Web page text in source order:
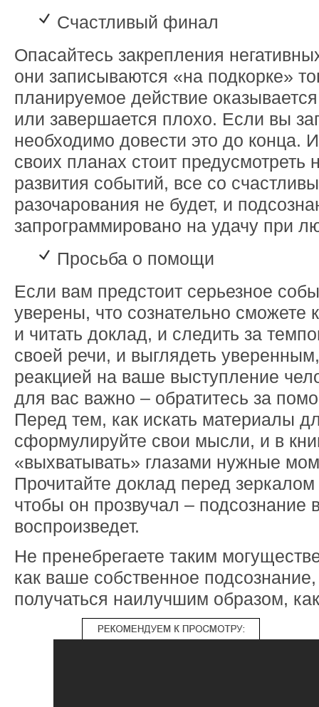
Счастливый финал
Опасайтесь закрепления
они записываются «на подкорке»
планируемое действие
или завершается плохо. Если вы
необходимо довести это до конца.
своих планах стоит предусмотреть
развития событий, все со
разочарования не будет, и
запрограммировано на удачу при
Просьба о помощи
Если вам предстоит серьезное
уверены, что сознательно сможете
и читать доклад, и следить за
своей речи, и выглядеть
реакцией на ваше выступление
для вас важно – обратитесь за
Перед тем, как искать материалы
сформулируйте свои мысли, и в
«выхватывать» глазами нужные
Прочитайте доклад перед зеркалом
чтобы он прозвучал – подсознание
воспроизведет.
Не пренебрегаете таким
как ваше собственное
получаться наилучшим образом,